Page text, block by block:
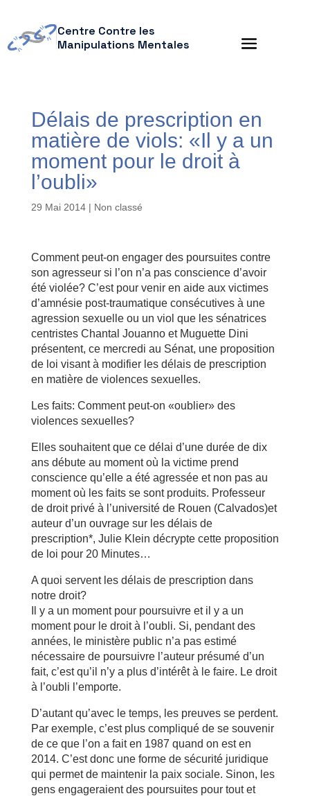
Centre Contre les
Manipulations Mentales
Délais de prescription en
matière de viols: «Il y a un
moment pour le droit à
l’oubli»
29 Mai 2014| Non classé
Comment peut-on engager des poursuites contre
son agresseur si l’on n’a pas conscience d’avoir
été violée? C’est pour venir en aide aux victimes
d’amnésie post-traumatique consécutives à une
agression sexuelle ou un viol que les sénatrices
centristes Chantal Jouanno et Muguette Dini
présentent, ce mercredi au Sénat, une proposition
de loi visant à modifier les délais de prescription
en matière de violences sexuelles.
Les faits: Comment peut-on «oublier» des
violences sexuelles?
Elles souhaitent que ce délai d’une durée de dix
ans débute au moment où la victime prend
conscience qu’elle a été agressée et non pas au
moment où les faits se sont produits. Professeur
de droit privé à l’université de Rouen (Calvados)et
auteur d’un ouvrage sur les délais de
prescription*, Julie Klein décrypte cette proposition
de loi pour 20 Minutes…
A quoi servent les délais de prescription dans
notre droit?
Il y a un moment pour poursuivre et il y a un
moment pour le droit à l’oubli. Si, pendant des
années, le ministère public n’a pas estimé
nécessaire de poursuivre l’auteur présumé d’un
fait, c’est qu’il n’y a plus d’intérêt à le faire. Le droit
à l’oubli l’emporte.
D’autant qu’avec le temps, les preuves se perdent.
Par exemple, c’est plus compliqué de se souvenir
de ce que l’on a fait en 1987 quand on est en
2014. C’est donc une forme de sécurité juridique
qui permet de maintenir la paix sociale. Sinon, les
gens engageraient des poursuites pour tout et